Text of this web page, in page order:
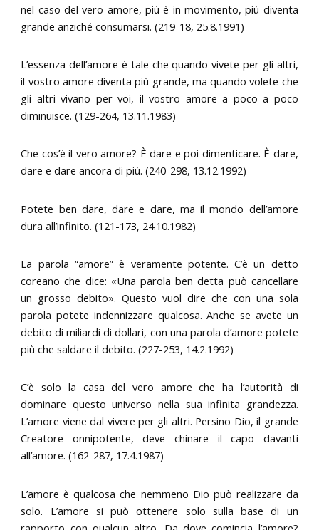
nel caso del vero amore, più è in movimento, più diventa
grande anziché consumarsi. (219-18, 25.8.1991)
L’essenza dell’amore è tale che quando vivete per gli altri,
il vostro amore diventa più grande, ma quando volete che
gli altri vivano per voi, il vostro amore a poco a poco
diminuisce. (129-264, 13.11.1983)
Che cos’è il vero amore? È dare e poi dimenticare. È dare,
dare e dare ancora di più. (240-298, 13.12.1992)
Potete ben dare, dare e dare, ma il mondo dell’amore
dura all’infinito. (121-173, 24.10.1982)
La parola “amore” è veramente potente. C’è un detto
coreano che dice: «Una parola ben detta può cancellare
un grosso debito». Questo vuol dire che con una sola
parola potete indennizzare qualcosa. Anche se avete un
debito di miliardi di dollari, con una parola d’amore potete
più che saldare il debito. (227-253, 14.2.1992)
C’è solo la casa del vero amore che ha l’autorità di
dominare questo universo nella sua infinita grandezza.
L’amore viene dal vivere per gli altri. Persino Dio, il grande
Creatore onnipotente, deve chinare il capo davanti
all’amore. (162-287, 17.4.1987)
L’amore è qualcosa che nemmeno Dio può realizzare da
solo. L’amore si può ottenere solo sulla base di un